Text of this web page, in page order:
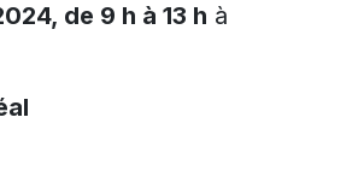
de 9 h à 13 h à